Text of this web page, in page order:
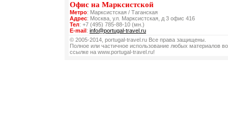
Офис на Марксистской
Метро: Марксистская / Таганская
Адрес: Москва, ул. Марксистская, д 3 офис 416
Тел: +7 (495) 785-88-10 (мн.)
E-mail: info@portugal-travel.ru
© 2005-2014, portugal-travel.ru Все права защищены.
Полное или частичное использование любых материалов
ссылке на www.portugal-travel.ru!